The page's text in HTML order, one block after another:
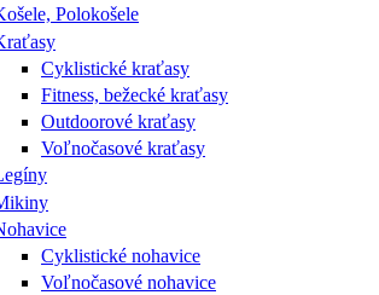
Polokošele
Cyklistické kraťasy
Fitness, bežecké kraťasy
Outdoorové kraťasy
Voľnočasové kraťasy
Cyklistické nohavice
Voľnočasové nohavice